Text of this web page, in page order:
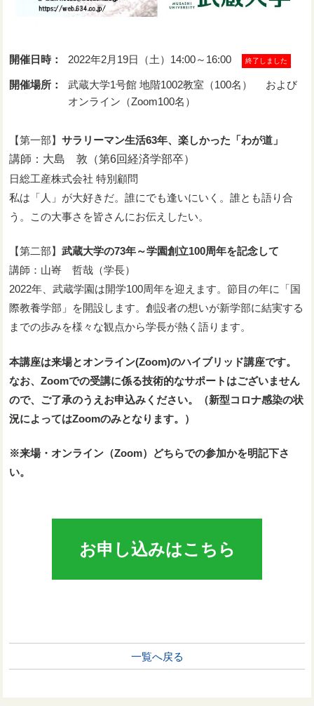
開催日時： 2022年2月19日（土）14:00～16:00 終了しました
開催場所：
武蔵大学1号館 地階1002教室（100名） および
オンライン（Zoom100名）
【第一部】サラリーマン生活63年、楽しかった「わが道」
講師：大島 敦（第6回経済学部卒）
日総工産株式会社 特別顧問
私は「人」が大好きだ。誰にでも逢いにいく。誰とも語り合
う。この大事さを皆さんにお伝えしたい。
【第二部】武蔵大学の73年～学園創立100周年を記念して
講師：山㟢 哲哉（学長）
2022年、武蔵学園は開学100周年を迎えます。節目の年に「国
際教養学部」を開設します。創設者の想いが新学部に結実する
までの歩みを様々な観点から学長が熱く語ります。
本講座は来場とオンライン(Zoom)のハイブリッド講座です。
なお、Zoomでの受講に係る技術的なサポートはございません
ので、ご了承のうえお申込みください。
（新型コロナ感染の状
況によってはZoomのみとなります。）
※来場・オンライン（Zoom）どちらでの参加かを明記下さ
い。
お申し込みはこちら
一覧へ戻る